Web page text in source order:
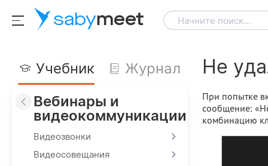
sabymeet Начните поиск...
Учебник
Журнал
Вебинары и
видеокоммуникации
Видеозвонки
Видеосовещания
Не
При попытке
сообщение:
комбинацию